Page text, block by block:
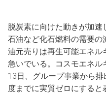
脱炭素に向けた動きが加
石油など化石燃料の需要
油元売りは再生可能エネ
急いでいる。コスモエネル
13日、グループ事業から
度までに実質ゼロにすると